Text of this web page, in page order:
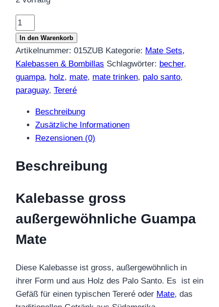
Kalebasse
gross
außergewöhnliche
Guampa
Mate
Menge
In den Warenkorb
Artikelnummer: 015ZUB Kategorie: Mate Sets,
Kalebassen & Bombillas Schlagwörter: becher,
guampa, holz, mate, mate trinken, palo santo,
paraguay, Tereré
Beschreibung
Zusätzliche Informationen
Rezensionen (0)
Beschreibung
Kalebasse gross
außergewöhnliche Guampa
Mate
Diese Kalebasse ist gross, außergewöhnlich in
ihrer Form und aus Holz des Palo Santo. Es ist ein
Gefäß für einen typischen Tereré oder Mate, das